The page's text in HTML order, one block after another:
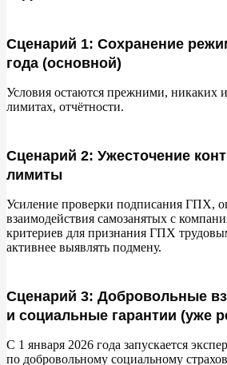
Сценарий 1: Сохранение
года (основной)
Условия остаются прежними, никаких
лимитах, отчётности.
Сценарий 2: Ужесточение
лимиты
Усиление проверки подписания ГПХ,
взаимодействия самозанятых с
критериев для признания ГПХ
активнее выявлять подмену.
Сценарий 3: Добровольные
и социальные гарантии (уже
С 1 января 2026 года запускается
по добровольному социальному